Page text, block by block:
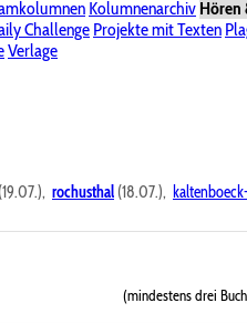
Kolumnenarchiv Hören
Challenge Projekte mit Texten
Verlage
Datenschutzerklärung
(19.07.), rochusthal (18.07.),
(mindestens drei